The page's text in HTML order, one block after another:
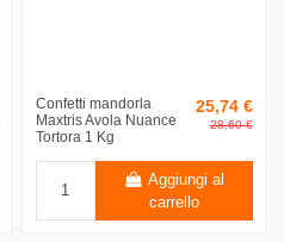
Confetti mandorla
Maxtris Avola Nuance
Tortora 1 Kg
25,74 €
28,60 €
Aggiungi al
carrello